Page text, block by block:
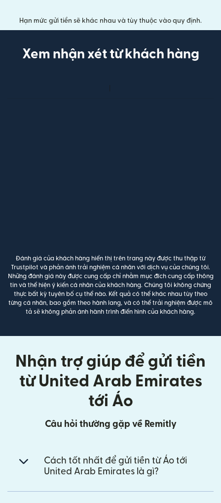
Hạn mức gửi tiền sẽ khác nhau và tùy thuộc vào quy định.
Xem nhận xét từ khách hàng
Đánh giá của khách hàng hiển thị trên trang này được thu thập từ
Trustpilot và phản ánh trải nghiệm cá nhân với dịch vụ của chúng tôi.
Những đánh giá này được cung cấp chỉ nhằm mục đích cung cấp thông
tin và thể hiện ý kiến cá nhân của khách hàng. Chúng tôi không chứng
thực bất kỳ tuyên bố cụ thể nào. Kết quả có thể khác nhau tùy theo
từng cá nhân, bao gồm theo hành lang, và có thể trải nghiệm được mô
tả sẽ không phản ánh hành trình điển hình của khách hàng.
Nhận trợ giúp để gửi tiền
từ United Arab Emirates
tới Áo
Câu hỏi thường gặp về Remitly
Cách tốt nhất để gửi tiền từ Áo tới
United Arab Emirates là gì?